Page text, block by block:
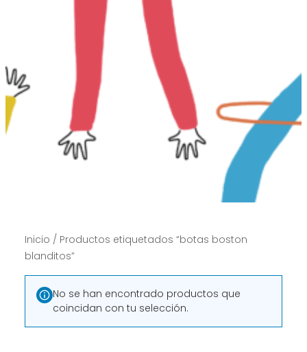
Inicio / Productos etiquetados “botas boston
blanditos”
No se han encontrado productos que
coincidan con tu selección.